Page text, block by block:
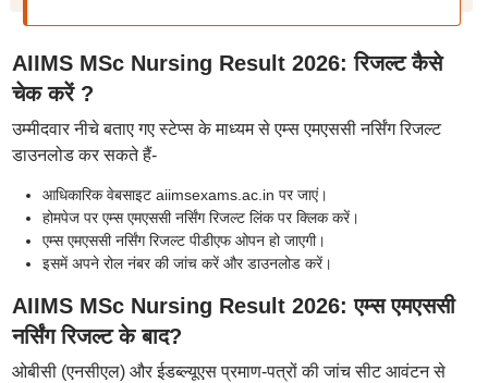
AIIMS MSc Nursing Result 2026: रिजल्ट कैसे
चेक करें ?
उम्मीदवार नीचे बताए गए स्टेप्स के माध्यम से एम्स एमएससी नर्सिंग रिजल्ट
डाउनलोड कर सकते हैं-
आधिकारिक वेबसाइट aiimsexams.ac.in पर जाएं।
होमपेज पर एम्स एमएससी नर्सिंग रिजल्ट लिंक पर क्लिक करें।
एम्स एमएससी नर्सिंग रिजल्ट पीडीएफ ओपन हो जाएगी।
इसमें अपने रोल नंबर की जांच करें और डाउनलोड करें।
AIIMS MSc Nursing Result 2026: एम्स एमएससी
नर्सिंग रिजल्ट के बाद?
ओबीसी (एनसीएल) और ईडब्ल्यूएस प्रमाण-पत्रों की जांच सीट आवंटन से